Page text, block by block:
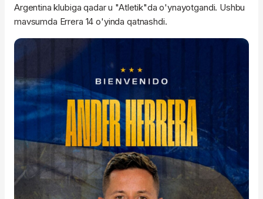
Argentina klubiga qadar u "Atletik"da o'ynayotgandi. Ushbu
mavsumda Errera 14 o'yinda qatnashdi.